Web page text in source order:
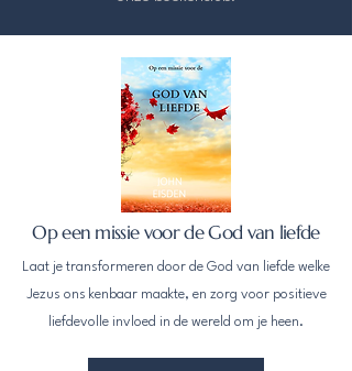
Op een missie voor de God van liefde
Laat je transformeren door de God van liefde welke
Jezus ons kenbaar maakte, en zorg voor positieve
liefdevolle invloed in de wereld om je heen.